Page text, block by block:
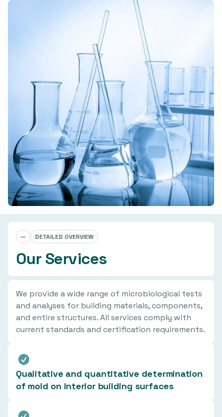
— DETAILED OVERVIEW
Our Services
We provide a wide range of microbiological tests
and analyses for building materials, components,
and entire structures. All services comply with
current standards and certification requirements.
Qualitative and quantitative determination
of mold on interior building surfaces